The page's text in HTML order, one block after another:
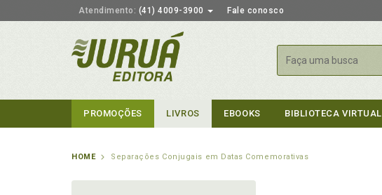
Atendimento: (41) 4009-3900 Fale conosco
Buscar
PROMOÇÕES LIVROS EBOOKS BIBLIOTECA VIRTUAL
HOME Separações Conjugais em Datas Comemorativas